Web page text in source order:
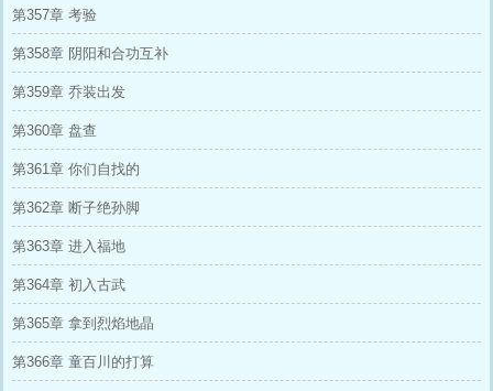
第357章 考验
第358章 阴阳和合功互补
第359章 乔装出发
第360章 盘查
第361章 你们自找的
第362章 断子绝孙脚
第363章 进入福地
第364章 初入古武
第365章 拿到烈焰地晶
第366章 童百川的打算